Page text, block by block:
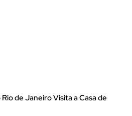
de Janeiro Visita a Casa de